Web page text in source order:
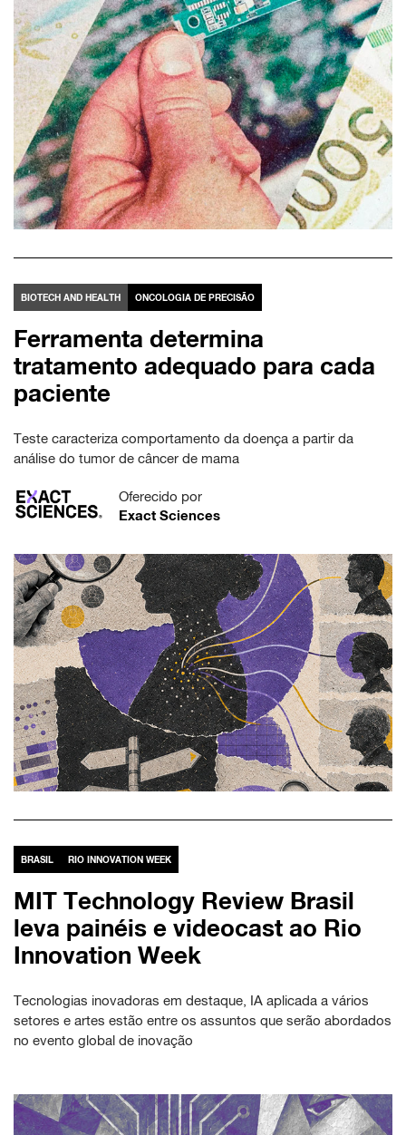
BIOTECH AND HEALTH ONCOLOGIA DE PRECISÃO
Ferramenta determina
tratamento adequado para cada
paciente
Teste caracteriza comportamento da doença a partir da
análise do tumor de câncer de mama
Oferecido por
Exact Sciences
BRASIL RIO INNOVATION WEEK
MIT Technology Review Brasil
leva painéis e videocast ao Rio
Innovation Week
Tecnologias inovadoras em destaque, IA aplicada a vários
setores e artes estão entre os assuntos que serão abordados
no evento global de inovação